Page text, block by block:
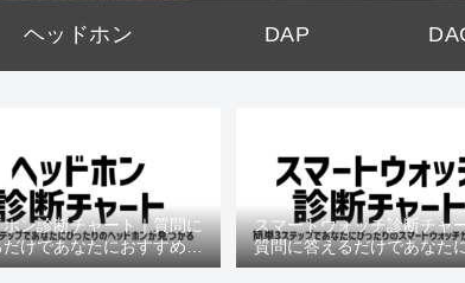
ヘッドホン DAP
ン診断チャート｜質問に
けであなたにおすすめの
機種がわかる
スマートウォッチ診断チャ
質問に答えるだけであなた
すめの機種がわかる